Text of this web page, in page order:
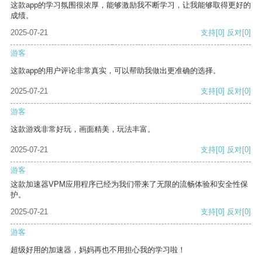
这款app的学习氛围很浓厚，能够激励我不断学习，让我能够取得更好的
成绩。
2025-07-21
支持[0] 反对[0]
游客
这款app的用户评论非常真实，可以帮助我做出更准确的选择。
2025-07-21 支持[0] 反对[0]
游客
这款游戏非常好玩，画面精美，玩法丰富。
2025-07-21 支持[0] 反对[0]
游客
这款加速器VPM应用程序已经为我们带来了无限的流畅体验和安全性保
护。
2025-07-21
支持[0] 反对[0]
游客
超级好用的加速器，妈妈再也不用担心我的学习啦！